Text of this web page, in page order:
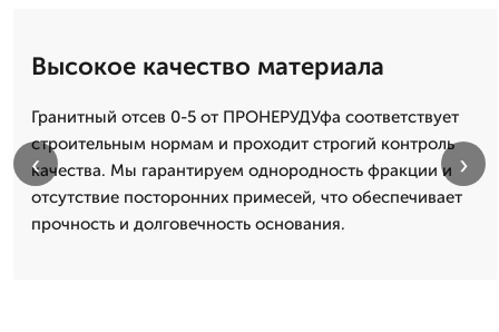
Высокое качество материала
Гранитный отсев 0-5 от ПРОНЕРУДУфа соответствует
строительным нормам и проходит строгий контроль
качества. Мы гарантируем однородность фракции и
отсутствие посторонних примесей, что обеспечивает
прочность и долговечность основания.
‹ ›